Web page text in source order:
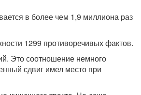
в более чем 1,9 миллиона раз
1299 противоречивых фактов.
Это соотношение немного
сдвиг имел место при